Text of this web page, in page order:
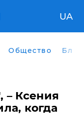
UA
Общество
– Ксения
когда